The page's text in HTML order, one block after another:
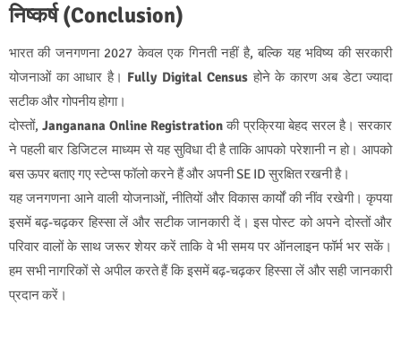
निष्कर्ष (Conclusion)
भारत की जनगणना 2027 केवल एक गिनती नहीं है, बल्कि यह भविष्य की सरकारी
योजनाओं का आधार है। Fully Digital Census होने के कारण अब डेटा ज्यादा
सटीक और गोपनीय होगा।
दोस्तों,Janganana Online Registrationकी प्रक्रिया बेहद सरल है। सरकार
ने पहली बार डिजिटल माध्यम से यह सुविधा दी है ताकि आपको परेशानी न हो। आपको
बस ऊपर बताए गए स्टेप्स फॉलो करने हैं और अपनी SE ID सुरक्षित रखनी है।
यह जनगणना आने वाली योजनाओं, नीतियों और विकास कार्यों की नींव रखेगी। कृपया
इसमें बढ़-चढ़कर हिस्सा लें और सटीक जानकारी दें। इस पोस्ट को अपने दोस्तों और
परिवार वालों के साथ जरूर शेयर करें ताकि वे भी समय पर ऑनलाइन फॉर्म भर सकें।
हम सभी नागरिकों से अपील करते हैं कि इसमें बढ़-चढ़कर हिस्सा लें और सही जानकारी
प्रदान करें।